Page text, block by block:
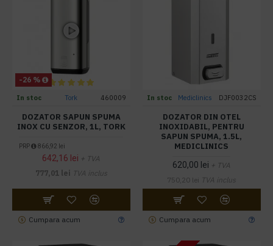
-26 %
In stoc Tork 460009
DOZATOR SAPUN SPUMA
INOX CU SENZOR, 1L, TORK
PRP 866,92 lei
642,16 lei + TVA
777,01 lei TVA inclus
Cumpara acum
In stoc Mediclinics DJF0032CS
DOZATOR DIN OTEL
INOXIDABIL, PENTRU
SAPUN SPUMA, 1.5L,
MEDICLINICS
620,00 lei + TVA
750,20 lei TVA inclus
Cumpara acum